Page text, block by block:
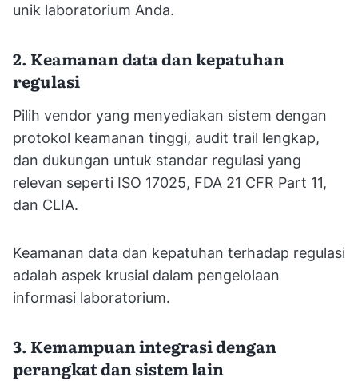
unik laboratorium Anda.
2. Keamanan data dan kepatuhan
regulasi
Pilih vendor yang menyediakan sistem dengan
protokol keamanan tinggi, audit trail lengkap,
dan dukungan untuk standar regulasi yang
relevan seperti ISO 17025, FDA 21 CFR Part 11,
dan CLIA.
Keamanan data dan kepatuhan terhadap regulasi
adalah aspek krusial dalam pengelolaan
informasi laboratorium.
3. Kemampuan integrasi dengan
perangkat dan sistem lain